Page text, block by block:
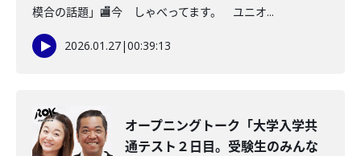
模合の話題」🏬今 しゃべってます。 ユニオ...
2026.01.27|00:39:13
オープニングトーク「大学入学共
通テスト２日目。受験生のみんな